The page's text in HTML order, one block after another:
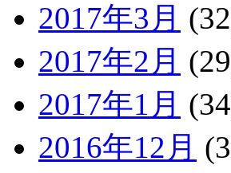
2017年3月
2017年2月
2017年1月
2016年12月